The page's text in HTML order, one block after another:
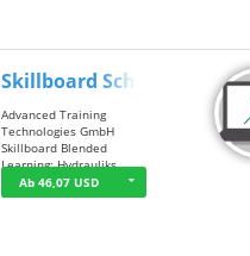
Skillboard Schl…
Advanced Training
Technologies GmbH
Skillboard Blended
Learning: Hydrauliks…
Ab 46,07 USD